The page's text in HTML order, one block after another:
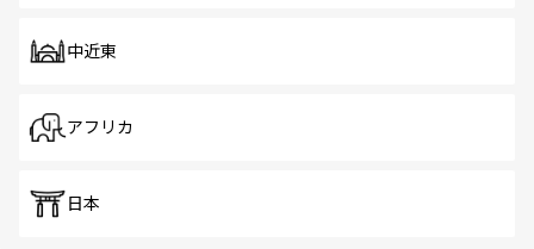
中近東
アフリカ
日本